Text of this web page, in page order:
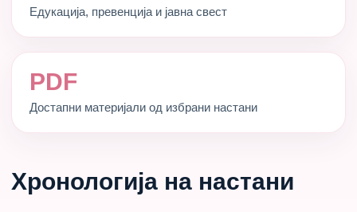
Едукација, превенција и јавна свест
PDF
Достапни материјали од избрани настани
Хронологија на настани